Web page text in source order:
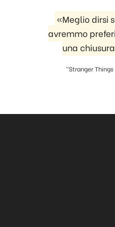
«Meglio dirsi
avremmo
una
"Stranger